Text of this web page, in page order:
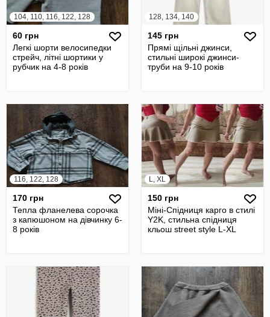
104, 110, 116, 122, 128
60 грн
Легкі шорти велосипедки
стрейч, літні шортики у
рубчик на 4-8 років
128, 134, 140
145 грн
Прямі щільні джинси,
стильні широкі джинси-
труби на 9-10 років
116, 122, 128
170 грн
Тепла фланелева сорочка
з капюшоном на дівчинку 6-
8 років
L, XL
150 грн
Міні-Спідниця карго в стилі
Y2K, стильна спідниця
кльош street style L-XL